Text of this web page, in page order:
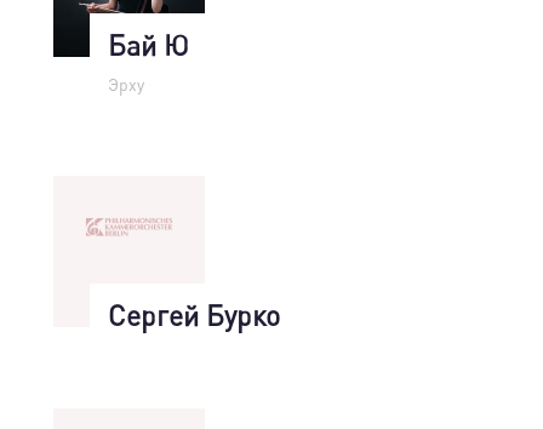
Бай Ю
Эрху
Сергей Бурко